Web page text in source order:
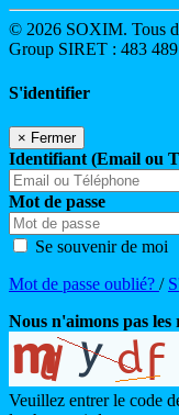
© 2026 SOXIM. Tous
Group SIRET : 483
S'identifier
× Fermer
Identifiant (Email ou
Mot de passe
Se souvenir de moi
Mot de passe oublié? /
Nous n'aimons pas les
Veuillez entrer le code